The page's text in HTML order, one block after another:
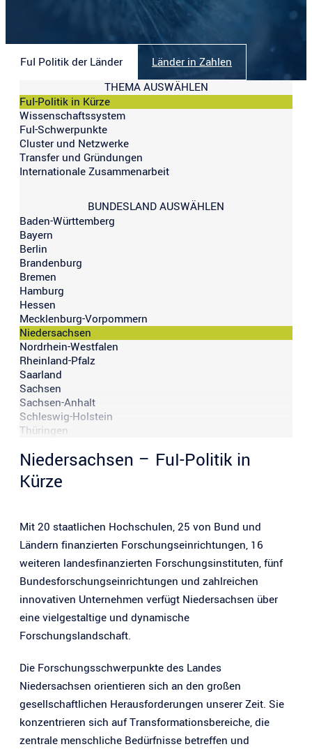
FuI Politik der Länder
Länder in Zahlen
THEMA AUSWÄHLEN
FuI-Politik in Kürze
Wissenschaftssystem
FuI-Schwerpunkte
Cluster und Netzwerke
Transfer und Gründungen
Internationale Zusammenarbeit
BUNDESLAND AUSWÄHLEN
Baden-Württemberg
Bayern
Berlin
Brandenburg
Bremen
Hamburg
Hessen
Mecklenburg-Vorpommern
Niedersachsen
Nordrhein-Westfalen
Rheinland-Pfalz
Saarland
Sachsen
Sachsen-Anhalt
Schleswig-Holstein
Thüringen
Niedersachsen – FuI-Politik in
Kürze
Mit 20 staatlichen Hochschulen, 25 von Bund und
Ländern finanzierten Forschungseinrichtungen, 16
weiteren landesfinanzierten Forschungsinstituten, fünf
Bundesforschungseinrichtungen und zahlreichen
innovativen Unternehmen verfügt Niedersachsen über
eine vielgestaltige und dynamische
Forschungslandschaft.
Die Forschungsschwerpunkte des Landes
Niedersachsen orientieren sich an den großen
gesellschaftlichen Herausforderungen unserer Zeit. Sie
konzentrieren sich auf Transformationsbereiche, die
zentrale menschliche Bedürfnisse betreffen und